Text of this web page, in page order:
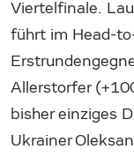
Viertelfinale.
führt im Head-
Allerstorfer
bisher einziges
Ukrainer